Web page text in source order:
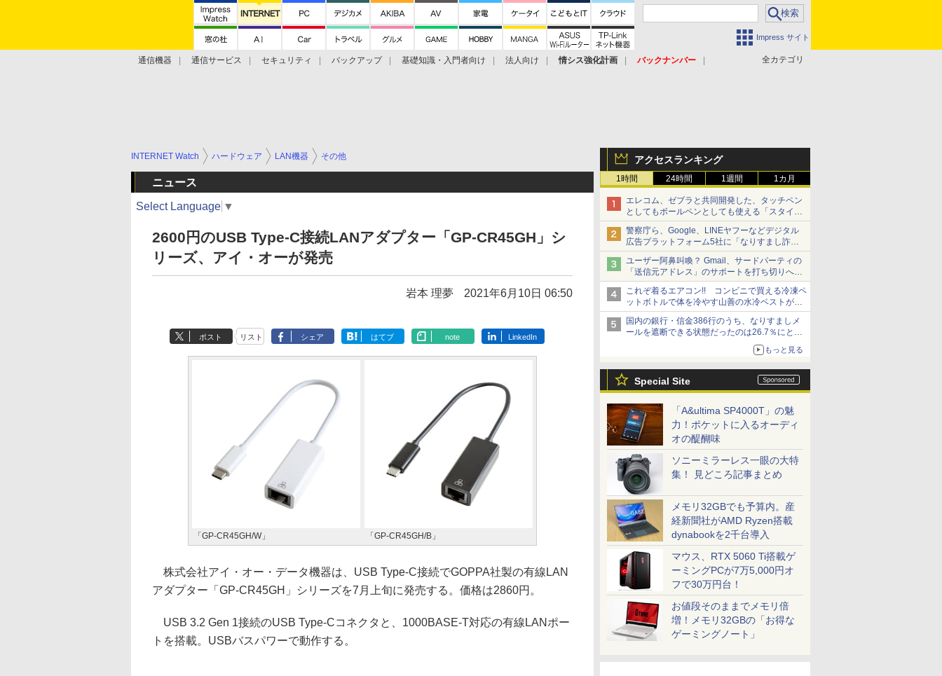
Impress サイト
全カテゴリ
通信機器 通信サービス セキュリティ バックアップ 基礎知識・入門者向け 法人向け 情シス強化計画
バックナンバー
アクセスランキング
1時間 24時間 1週間 1カ月
エレコム、ゼブラと共同開発した、タッチペン
としてもボールペンとしても使える「スタイラ
スツーウェイ」発売 iPadにも紙にも、持ち替
えずに書き込める
警察庁ら、Google、LINEヤフーなどデジタル
広告プラットフォーム5社に「なりすまし詐欺
広告」対策強化を要請 著名人の写真や映像を
使った投資詐欺などへの対策として
ユーザー阿鼻叫喚？ Gmail、サードパーティの
「送信元アドレス」のサポートを打ち切りへ
【やじうまWatch】
これぞ着るエアコン!! コンビニで買える冷凍ペ
ットボトルで体を冷やす山善の水冷ベストがロ
ードバイクにちょうどいい【ぼっち・ざ・ろー
ど！その14】【空いた時間でなにしてる？】
国内の銀行・信金386行のうち、なりすましメ
ールを遮断できる状態だったのは26.7％にとど
まる～GMOブランドセキュリティ調査
もっと見る
Special Site
「A&ultima SP4000T」の魅
力！ポケットに入るオーディ
オの醍醐味
ソニーミラーレス一眼の大特
集！ 見どころ記事まとめ
メモリ32GBでも予算内。産
経新聞社がAMD Ryzen搭載
dynabookを2千台導入
マウス、RTX 5060 Ti搭載ゲ
ーミングPCが7万5,000円オ
フで30万円台！
お値段そのままでメモリ倍
増！メモリ32GBの「お得な
ゲーミングノート」
INTERNET Watch ハードウェア LAN機器 その他
ニュース
Select Language ▼
2600円のUSB Type-C接続LANアダプター「GP-CR45GH」シ
リーズ、アイ・オーが発売
岩本 理夢 2021年6月10日 06:50
ポスト リスト シェア はてブ note LinkedIn
「GP-CR45GH/W」 「GP-CR45GH/B」
株式会社アイ・オー・データ機器は、USB Type-C接続でGOPPA社製の有線LAN
アダプター「GP-CR45GH」シリーズを7月上旬に発売する。価格は2860円。
USB 3.2 Gen 1接続のUSB Type-Cコネクタと、1000BASE-T対応の有線LANポー
トを搭載。USBバスパワーで動作する。